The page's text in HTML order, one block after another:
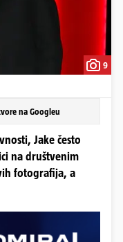
9
na Googleu
Jake često
na društvenim
fotografija, a